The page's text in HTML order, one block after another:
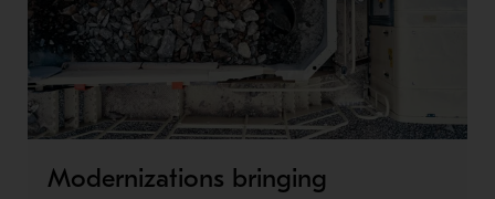
Metso Plus
Modernizations bringing